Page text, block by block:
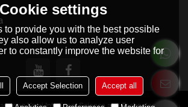
Cookie settings
to provide you with the best possible
also allow us to analyze user
to constantly improve the website for
Accept Selection Accept all